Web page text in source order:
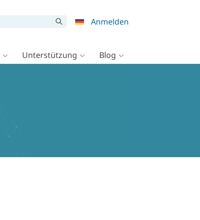
Anmelden
Unterstützung Blog